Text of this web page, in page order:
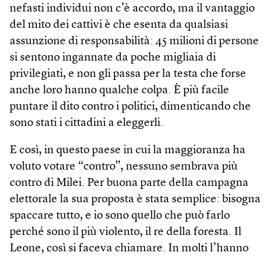
nefasti individui non c’è accordo, ma il vantaggio
del mito dei cattivi è che esenta da qualsiasi
assunzione di responsabilità: 45 milioni di persone
si sentono ingannate da poche migliaia di
privilegiati, e non gli passa per la testa che forse
anche loro hanno qualche colpa. È più facile
puntare il dito contro i politici, dimenticando che
sono stati i cittadini a eleggerli.
E così, in questo paese in cui la maggioranza ha
voluto votare “contro”, nessuno sembrava più
contro di Milei. Per buona parte della campagna
elettorale la sua proposta è stata semplice: bisogna
spaccare tutto, e io sono quello che può farlo
perché sono il più violento, il re della foresta. Il
Leone, così si faceva chiamare. In molti l’hanno